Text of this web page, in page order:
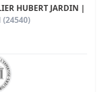
HUBERT JARDIN |